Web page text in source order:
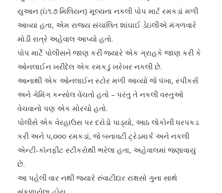
યુઆન (ઇં૧.૭ મિલિયન) મૂલ્યના નકલી પોપ માર્ટ રમકડાં મળી
આવ્યા હતા, એમ રાજ્ય સંચાલિત શાંઘાઈ ડેઇલીએ મંગળવારે
મોડી રાત્રે અહેવાલ આપ્યો હતો.
પોપ માર્ટે પોલીસને જાણ કરી જ્યારે એક ગ્રાહકે જાણ કરી કે
ઓનલાઈન ખરીદેલ એક રમકડું ખરેખર નકલી છે.
આનાથી એક ઓનલાઈન સ્ટોર મળી આવ્યો જે પંખા, સ્પીકર્સ
અને ગેમિંગ કન્સોલ વેચતો હતો – પરંતુ તે નકલી વસ્તુઓ
વેચવાનો પણ એક મોરચો હતો.
પોલીસે એક વેરહાઉસ પર દરોડો પાડ્યો, આઠ લોકોની ધરપકડ
કરી અને ૫,૦૦૦ રમકડાં, જે બનાવટી ટ્રેડમાર્ક અને નકલી
એન્ટી-કૉનફીટ સ્ટીકરોથી ભરેલા હતા, અહેવાલમાં જણાવાયું
છે.
આ પહેલી વાર નથી જ્યારે રુંવાટીદાર રાક્ષસો ગુના સાથે